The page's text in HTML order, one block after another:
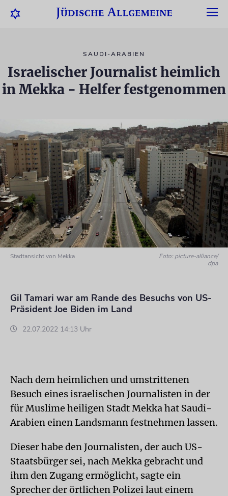
SAUDI-ARABIEN
Israelischer Journalist heimlich
in Mekka - Helfer festgenommen
Stadtansicht von Mekka
Foto: picture-alliance/
dpa
Gil Tamari war am Rande des Besuchs von US-
Präsident Joe Biden im Land
22.07.2022 14:13 Uhr
Nach dem heimlichen und umstrittenen
Besuch eines israelischen Journalisten in der
für Muslime heiligen Stadt Mekka hat Saudi-
Arabien einen Landsmann festnehmen lassen.
Dieser habe den Journalisten, der auch US-
Staatsbürger sei, nach Mekka gebracht und
ihm den Zugang ermöglicht, sagte ein
Sprecher der örtlichen Polizei laut einem